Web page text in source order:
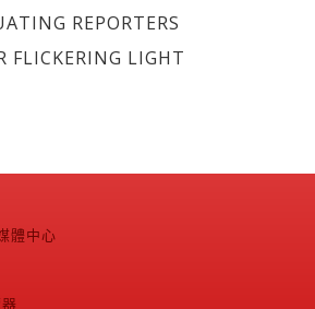
REPORTERS
FLICKERING LIGHT
體中心